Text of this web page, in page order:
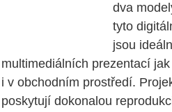
dva
tyto
jsou
multimediálních prezentací
i v obchodním prostředí.
poskytují dokonalou